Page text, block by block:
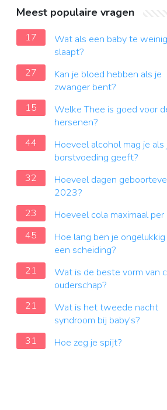
Meest populaire vragen
17
Wat als een baby te weinig
slaapt?
27
Kan je bloed hebben als je
zwanger bent?
15
Welke Thee is goed voor
hersenen?
44
Hoeveel alcohol mag je als
borstvoeding geeft?
32
Hoeveel dagen
2023?
23
Hoeveel cola maximaal per
45
Hoe lang ben je ongelukkig
een scheiding?
21
Wat is de beste vorm van
ouderschap?
21
Wat is het tweede nacht
syndroom bij baby's?
31
Hoe zeg je spijt?